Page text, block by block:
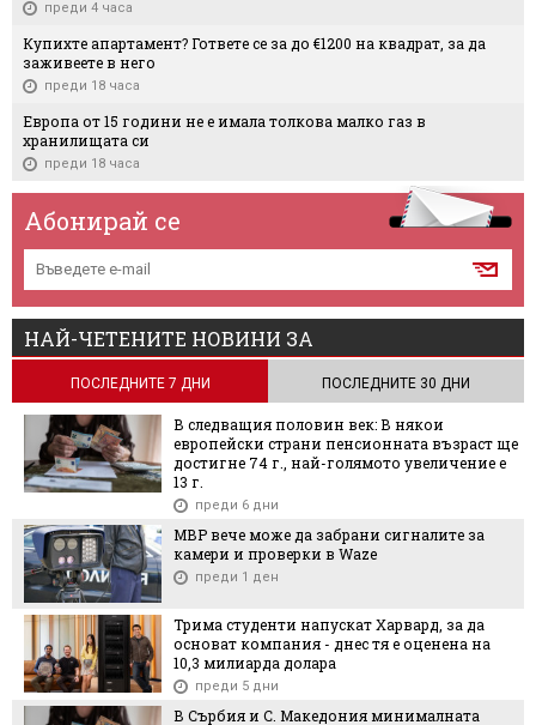
преди 4 часа
Купихте апартамент? Гответе се за до €1200 на квадрат, за да
заживеете в него
преди 18 часа
Европа от 15 години не е имала толкова малко газ в
хранилищата си
преди 18 часа
Абонирай се
НАЙ-ЧЕТЕНИТЕ НОВИНИ ЗА
ПОСЛЕДНИТЕ 7 ДНИ ПОСЛЕДНИТЕ 30 ДНИ
В следващия половин век: В някои
европейски страни пенсионната възраст ще
достигне 74 г., най-голямото увеличение е
13 г.
преди 6 дни
МВР вече може да забрани сигналите за
камери и проверки в Waze
преди 1 ден
Трима студенти напускат Харвард, за да
основат компания - днес тя е оценена на
10,3 милиарда долара
преди 5 дни
В Сърбия и С. Македония минималната